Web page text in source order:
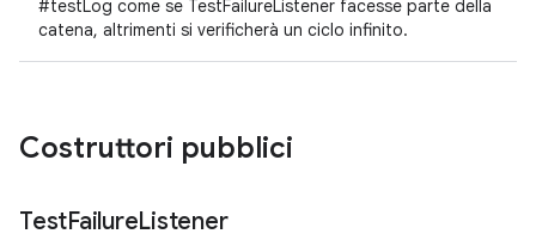
#testLog come se TestFailureListener facesse parte della
catena, altrimenti si verificherà un ciclo infinito.
Costruttori pubblici
TestFailureListener